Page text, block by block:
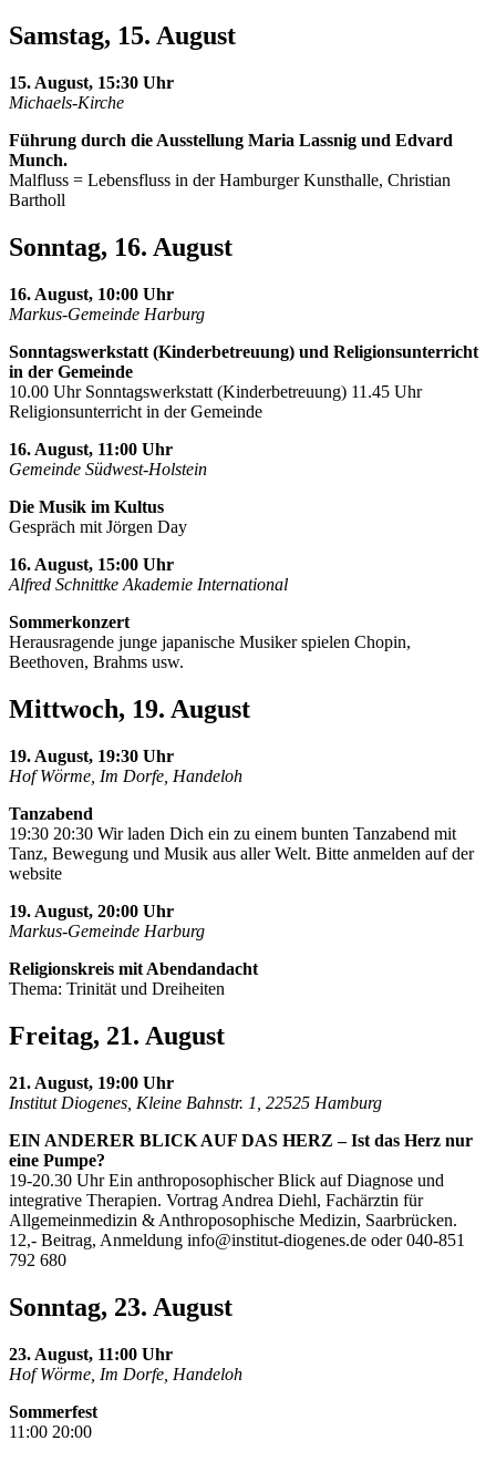
Samstag, 15. August
15. August, 15:30 Uhr
Michaels-Kirche
Führung durch die Ausstellung Maria Lassnig und Edvard
Munch.
Malfluss = Lebensfluss in der Hamburger Kunsthalle, Christian
Bartholl
Sonntag, 16. August
16. August, 10:00 Uhr
Markus-Gemeinde Harburg
Sonntagswerkstatt (Kinderbetreuung) und Religionsunterricht
in der Gemeinde
10.00 Uhr Sonntagswerkstatt (Kinderbetreuung) 11.45 Uhr
Religionsunterricht in der Gemeinde
16. August, 11:00 Uhr
Gemeinde Südwest-Holstein
Die Musik im Kultus
Gespräch mit Jörgen Day
16. August, 15:00 Uhr
Alfred Schnittke Akademie International
Sommerkonzert
Herausragende junge japanische Musiker spielen Chopin,
Beethoven, Brahms usw.
Mittwoch, 19. August
19. August, 19:30 Uhr
Hof Wörme, Im Dorfe, Handeloh
Tanzabend
19:30 20:30 Wir laden Dich ein zu einem bunten Tanzabend mit
Tanz, Bewegung und Musik aus aller Welt. Bitte anmelden auf der
website
19. August, 20:00 Uhr
Markus-Gemeinde Harburg
Religionskreis mit Abendandacht
Thema: Trinität und Dreiheiten
Freitag, 21. August
21. August, 19:00 Uhr
Institut Diogenes, Kleine Bahnstr. 1, 22525 Hamburg
EIN ANDERER BLICK AUF DAS HERZ – Ist das Herz nur
eine Pumpe?
19-20.30 Uhr Ein anthroposophischer Blick auf Diagnose und
integrative Therapien. Vortrag Andrea Diehl, Fachärztin für
Allgemeinmedizin & Anthroposophische Medizin, Saarbrücken.
12,- Beitrag, Anmeldung info@institut-diogenes.de oder 040-851
792 680
Sonntag, 23. August
23. August, 11:00 Uhr
Hof Wörme, Im Dorfe, Handeloh
Sommerfest
11:00 20:00